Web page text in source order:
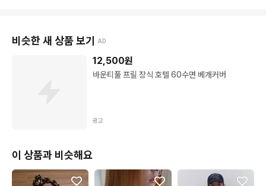
비슷한 새 상품 보기 AD
12,500원
바운티풀 프릴 장식 호텔 60수면 베개커버
광고
이 상품과 비슷해요